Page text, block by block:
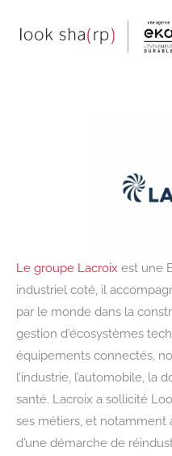
Le groupe Lacroix est une
industriel coté, il
par le monde dans la
gestion d’écosystèmes
équipements connectés,
l’industrie, l’automobile, la
santé. Lacroix a sollicité
ses métiers, et notamment
d’une démarche de